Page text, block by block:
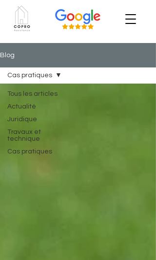
Blog
Tous les articles
Actualité
Juridique
Travaux et
technique
Cas pratiques
Cas pratiques